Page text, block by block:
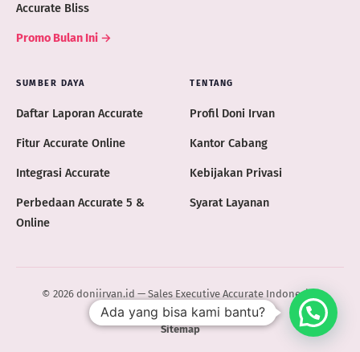
Accurate Bliss
Promo Bulan Ini →
SUMBER DAYA
Daftar Laporan Accurate
Fitur Accurate Online
Integrasi Accurate
Perbedaan Accurate 5 &
Online
TENTANG
Profil Doni Irvan
Kantor Cabang
Kebijakan Privasi
Syarat Layanan
© 2026 doniirvan.id — Sales Executive Accurate Indonesia ·
ACCURATE.ID
Sitemap
Ada yang bisa kami bantu?